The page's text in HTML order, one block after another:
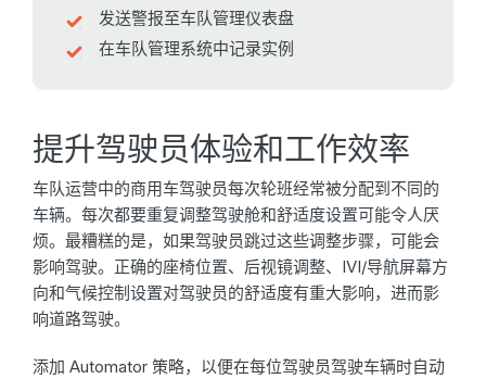
发送警报至车队管理仪表盘
在车队管理系统中记录实例
提升驾驶员体验和工作效率
车队运营中的商用车驾驶员每次轮班经常被分配到不同的
车辆。每次都要重复调整驾驶舱和舒适度设置可能令人厌
烦。最糟糕的是，如果驾驶员跳过这些调整步骤，可能会
影响驾驶。正确的座椅位置、后视镜调整、IVI/导航屏幕方
向和气候控制设置对驾驶员的舒适度有重大影响，进而影
响道路驾驶。
添加 Automator 策略，以便在每位驾驶员驾驶车辆时自动